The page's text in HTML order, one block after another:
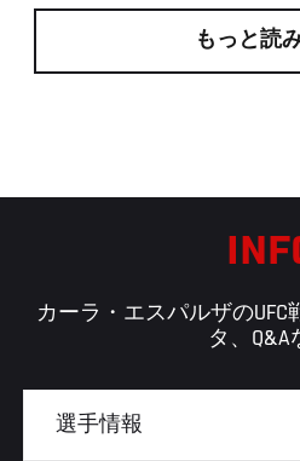
もっと読
カーラ・エスパルザの
タ、Q&A